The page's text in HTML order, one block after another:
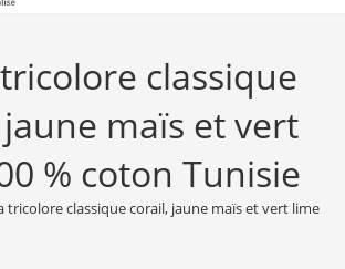
classique
maïs et vert
% coton Tunisie
tricolore classique corail, jaune maïs et vert lime